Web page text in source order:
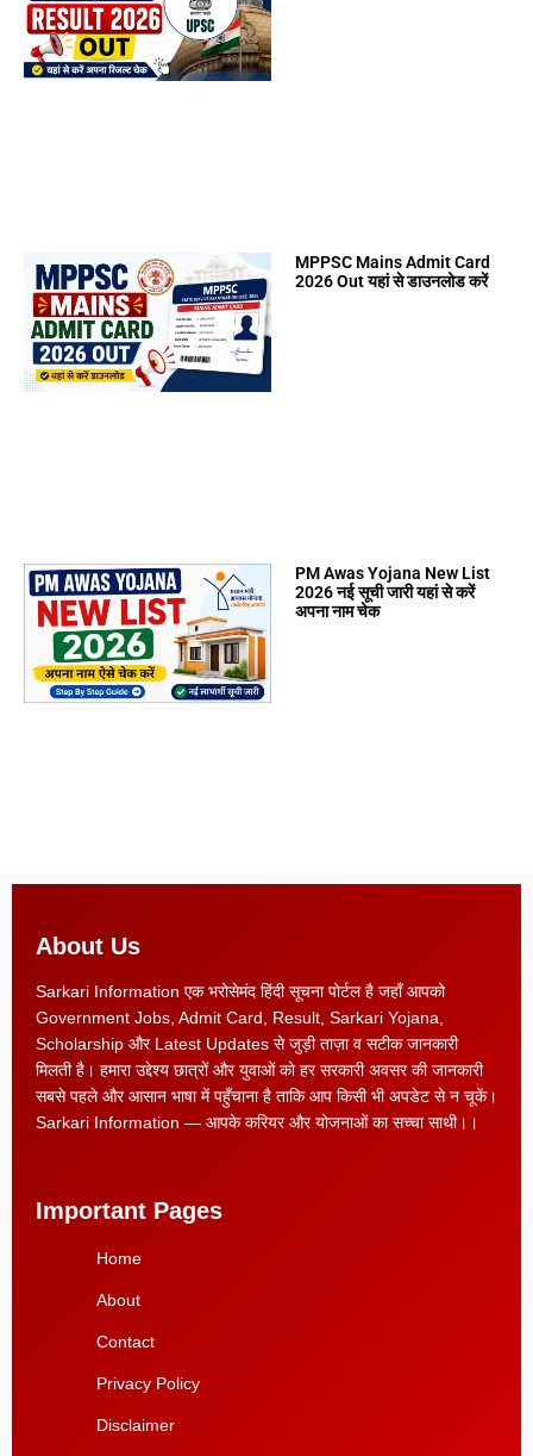
MPPSC Mains Admit Card
2026 Out यहां से डाउनलोड करें
PM Awas Yojana New List
2026 नई सूची जारी यहां से करें
अपना नाम चेक
About Us
Sarkari Information एक भरोसेमंद हिंदी सूचना पोर्टल है जहाँ आपको
Government Jobs, Admit Card, Result, Sarkari Yojana,
Scholarship और Latest Updates से जुड़ी ताज़ा व सटीक जानकारी
मिलती है। हमारा उद्देश्य छात्रों और युवाओं को हर सरकारी अवसर की जानकारी
सबसे पहले और आसान भाषा में पहुँचाना है ताकि आप किसी भी अपडेट से न चूकें।
Sarkari Information — आपके करियर और योजनाओं का सच्चा साथी।।
Important Pages
Home
About
Contact
Privacy Policy
Disclaimer